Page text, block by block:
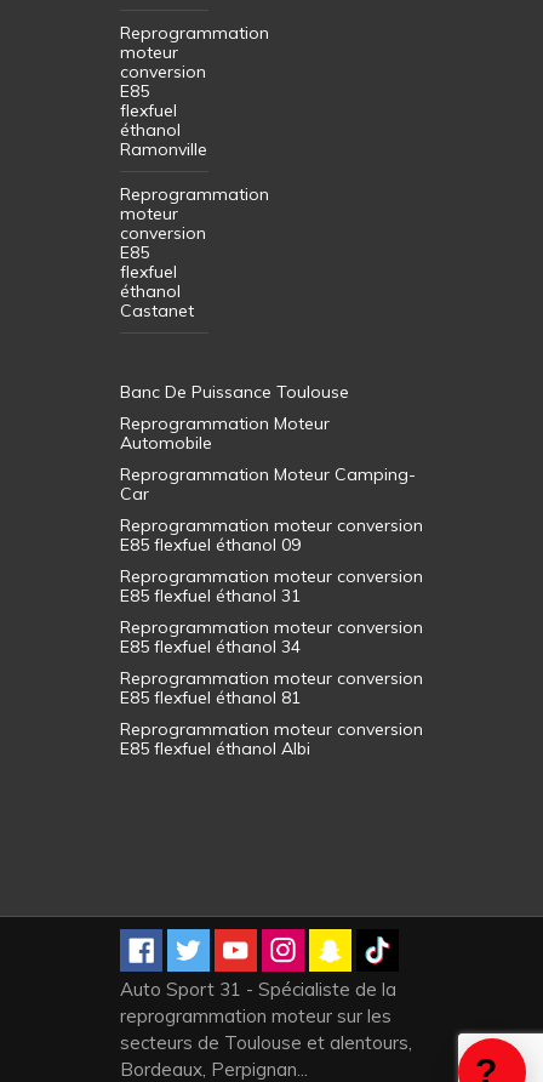
Reprogrammation
moteur
conversion
E85
flexfuel
éthanol
Ramonville
Reprogrammation
moteur
conversion
E85
flexfuel
éthanol
Castanet
Banc De Puissance Toulouse
Reprogrammation Moteur
Automobile
Reprogrammation Moteur Camping-
Car
Reprogrammation moteur conversion
E85 flexfuel éthanol 09
Reprogrammation moteur conversion
E85 flexfuel éthanol 31
Reprogrammation moteur conversion
E85 flexfuel éthanol 34
Reprogrammation moteur conversion
E85 flexfuel éthanol 81
Reprogrammation moteur conversion
E85 flexfuel éthanol Albi
Auto Sport 31 - Spécialiste de la
reprogrammation moteur sur les
secteurs de Toulouse et alentours,
Bordeaux, Perpignan...